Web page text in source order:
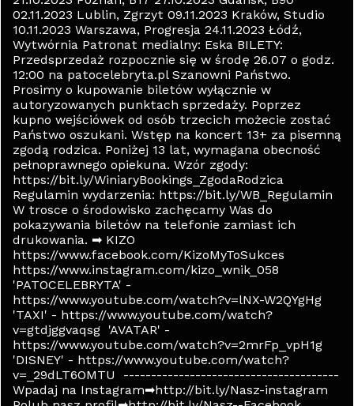
02.11.2023 Lublin, Zgrzyt 09.11.2023 Kraków, Studio
10.11.2023 Warszawa, Progresja 24.11.2023 Łódź,
Wytwórnia Patronat medialny: Eska BILETY:
Przedsprzedaż rozpocznie się w środę 26.07 o godz.
12:00 na patocelebryta.pl Szanowni Państwo.
Prosimy o kupowanie biletów wyłącznie w
autoryzowanych punktach sprzedaży. Poprzez
kupno wejściówek od osób trzecich możecie zostać
Państwo oszukani. Wstęp na koncert 13+ za pisemną
zgodą rodzica. Poniżej 13 lat, wymagana obecność
pełnoprawnego opiekuna. Wzór zgody:
https://bit.ly/WiniaryBookings_ZgodaRodzica
Regulamin wydarzenia: https://bit.ly/WB_Regulamin
W trosce o środowisko zachęcamy Was do
pokazywania biletów na telefonie zamiast ich
drukowania. ➡ KIZO
https://www.facebook.com/KizoMyToSukces
https://www.instagram.com/kizo_wnik_058
'PATOCELEBRYTA' -
https://www.youtube.com/watch?v=lNX-W2QYgHg
'TAXI' - https://www.youtube.com/watch?
v=gtdjggvaqsg 'AVATAR' -
https://www.youtube.com/watch?v=2mrFp_vpH1g
'DISNEY' - https://www.youtube.com/watch?
v=_29dLT6OMTU ---------------------------------------
Wpadaj na Instagram➡http://bit.ly/Nasz-instagram